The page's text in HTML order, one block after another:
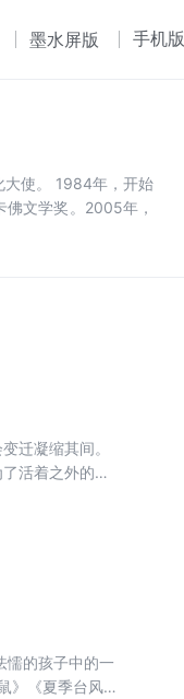
墨水屏版 手机版
大使。 1984年，开始
文学奖。2005年，
迁凝缩其间。
活着之外的任
懦的孩子中的一
》《夏季台风》